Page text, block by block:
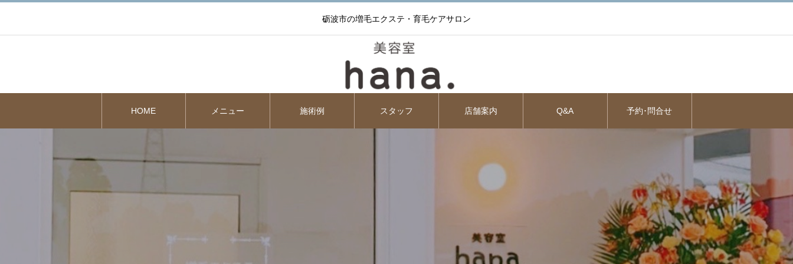
砺波市の増毛エクステ・育毛ケアサロン
HOME メニュー 施術例 スタッフ 店舗案内 Q&A 予約･問合せ